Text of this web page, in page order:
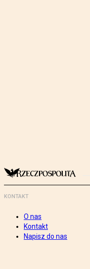
KONTAKT
O nas
Kontakt
Napisz do nas